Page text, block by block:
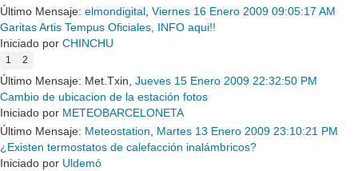
Último Mensaje: elmondigital Viernes 16 Enero 2009 09:05:17 AM
Garitas Artis Tempus Oficiales, INFO aqui!!
Iniciado por CHINCHU
1 2
Último Mensaje: Met.Txin, Jueves 15 Enero 2009 22:32:50 PM
Cambio de ubicacion de la estación fotos
Iniciado por METEOBARCELONETA
Último Mensaje: Meteostation, Martes 13 Enero 2009 23:10:21 PM
¿Existen termostatos de calefacción inalámbricos?
Iniciado por Uldemó